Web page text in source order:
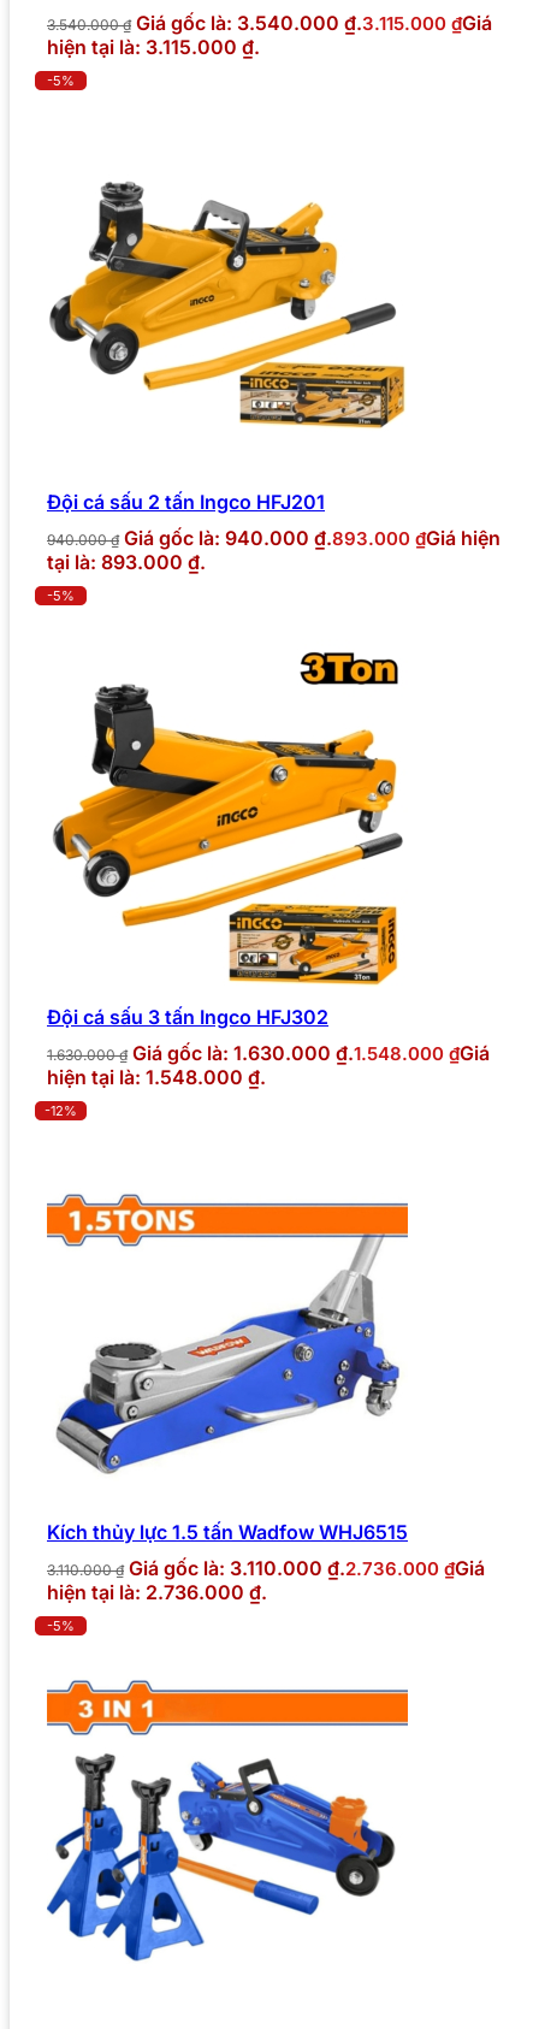
3.540.000₫ Giá gốc là: 3.540.000 ₫.3.115.000 ₫Giá
hiện tại là: 3.115.000 ₫.
-5%
Đội cá sấu 2 tấn Ingco HFJ201
940.000₫ Giá gốc là: 940.000 ₫.893.000 ₫Giá hiện
tại là: 893.000 ₫.
-5%
Đội cá sấu 3 tấn Ingco HFJ302
1.630.000₫ Giá gốc là: 1.630.000 ₫.1.548.000 ₫Giá
hiện tại là: 1.548.000 ₫.
-12%
Kích thủy lực 1.5 tấn Wadfow WHJ6515
3.110.000₫ Giá gốc là: 3.110.000 ₫.2.736.000 ₫Giá
hiện tại là: 2.736.000 ₫.
-5%